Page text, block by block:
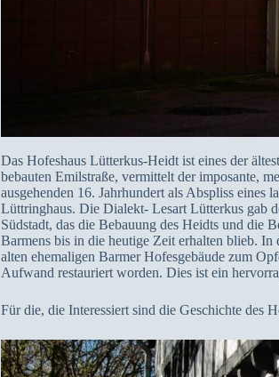
Das Hofeshaus Lütterkus-Heidt ist eines der
bebauten Emilstraße, vermittelt der imposante,
ausgehenden 16. Jahrhundert als Abspliss
Lüttringhaus. Die Dialekt- Lesart Lütterkus gab
Südstadt, das die Bebauung des Heidts und die
Barmens bis in die heutige Zeit erhalten blieb.
alten ehemaligen Barmer Hofesgebäude zum
Aufwand restauriert worden. Dies ist ein
Für die, die Interessiert sind die Geschichte des